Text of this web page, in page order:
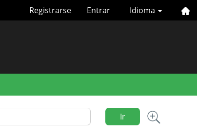
Idioma
Registrarse Entrar
Ir